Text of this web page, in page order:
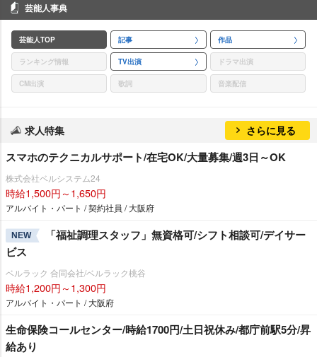
芸能人事典
芸能人TOP 記事 作品
ランキング情報 TV出演 ドラマ出演
CM出演 歌詞 音楽配信
求人特集 さらに見る
スマホのテクニカルサポート/在宅OK/大量募集/週3日～OK
株式会社ベルシステム24
時給1,500円～1,650円
アルバイト・パート / 契約社員 / 大阪府
NEW
「福祉調理スタッフ」無資格可/シフト相談可/デイサー
ビス
ベルラック 合同会社/ベルラック桃谷
時給1,200円～1,300円
アルバイト・パート / 大阪府
生命保険コールセンター/時給1700円/土日祝休み/都庁前駅5分/昇
給あり